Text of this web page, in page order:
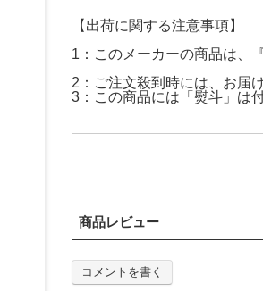
【出荷に関する注意事項】
1：このメーカーの商品は、
2：ご注文殺到時には、お届
3：この商品には「熨斗」は
商品レビュー
コメントを書く